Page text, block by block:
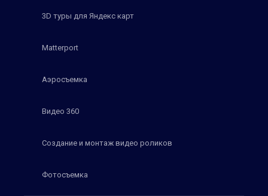
3D туры для Яндекс карт
Matterport
Аэросъемка
Видео 360
Создание и монтаж видео роликов
Фотосъемка